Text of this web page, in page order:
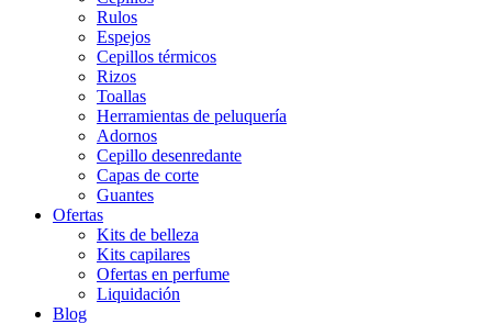
Rulos
Espejos
Cepillos térmicos
Rizos
Toallas
Herramientas de peluquería
Adornos
Cepillo desenredante
Capas de corte
Guantes
Ofertas
Kits de belleza
Kits capilares
Ofertas en perfume
Liquidación
Blog